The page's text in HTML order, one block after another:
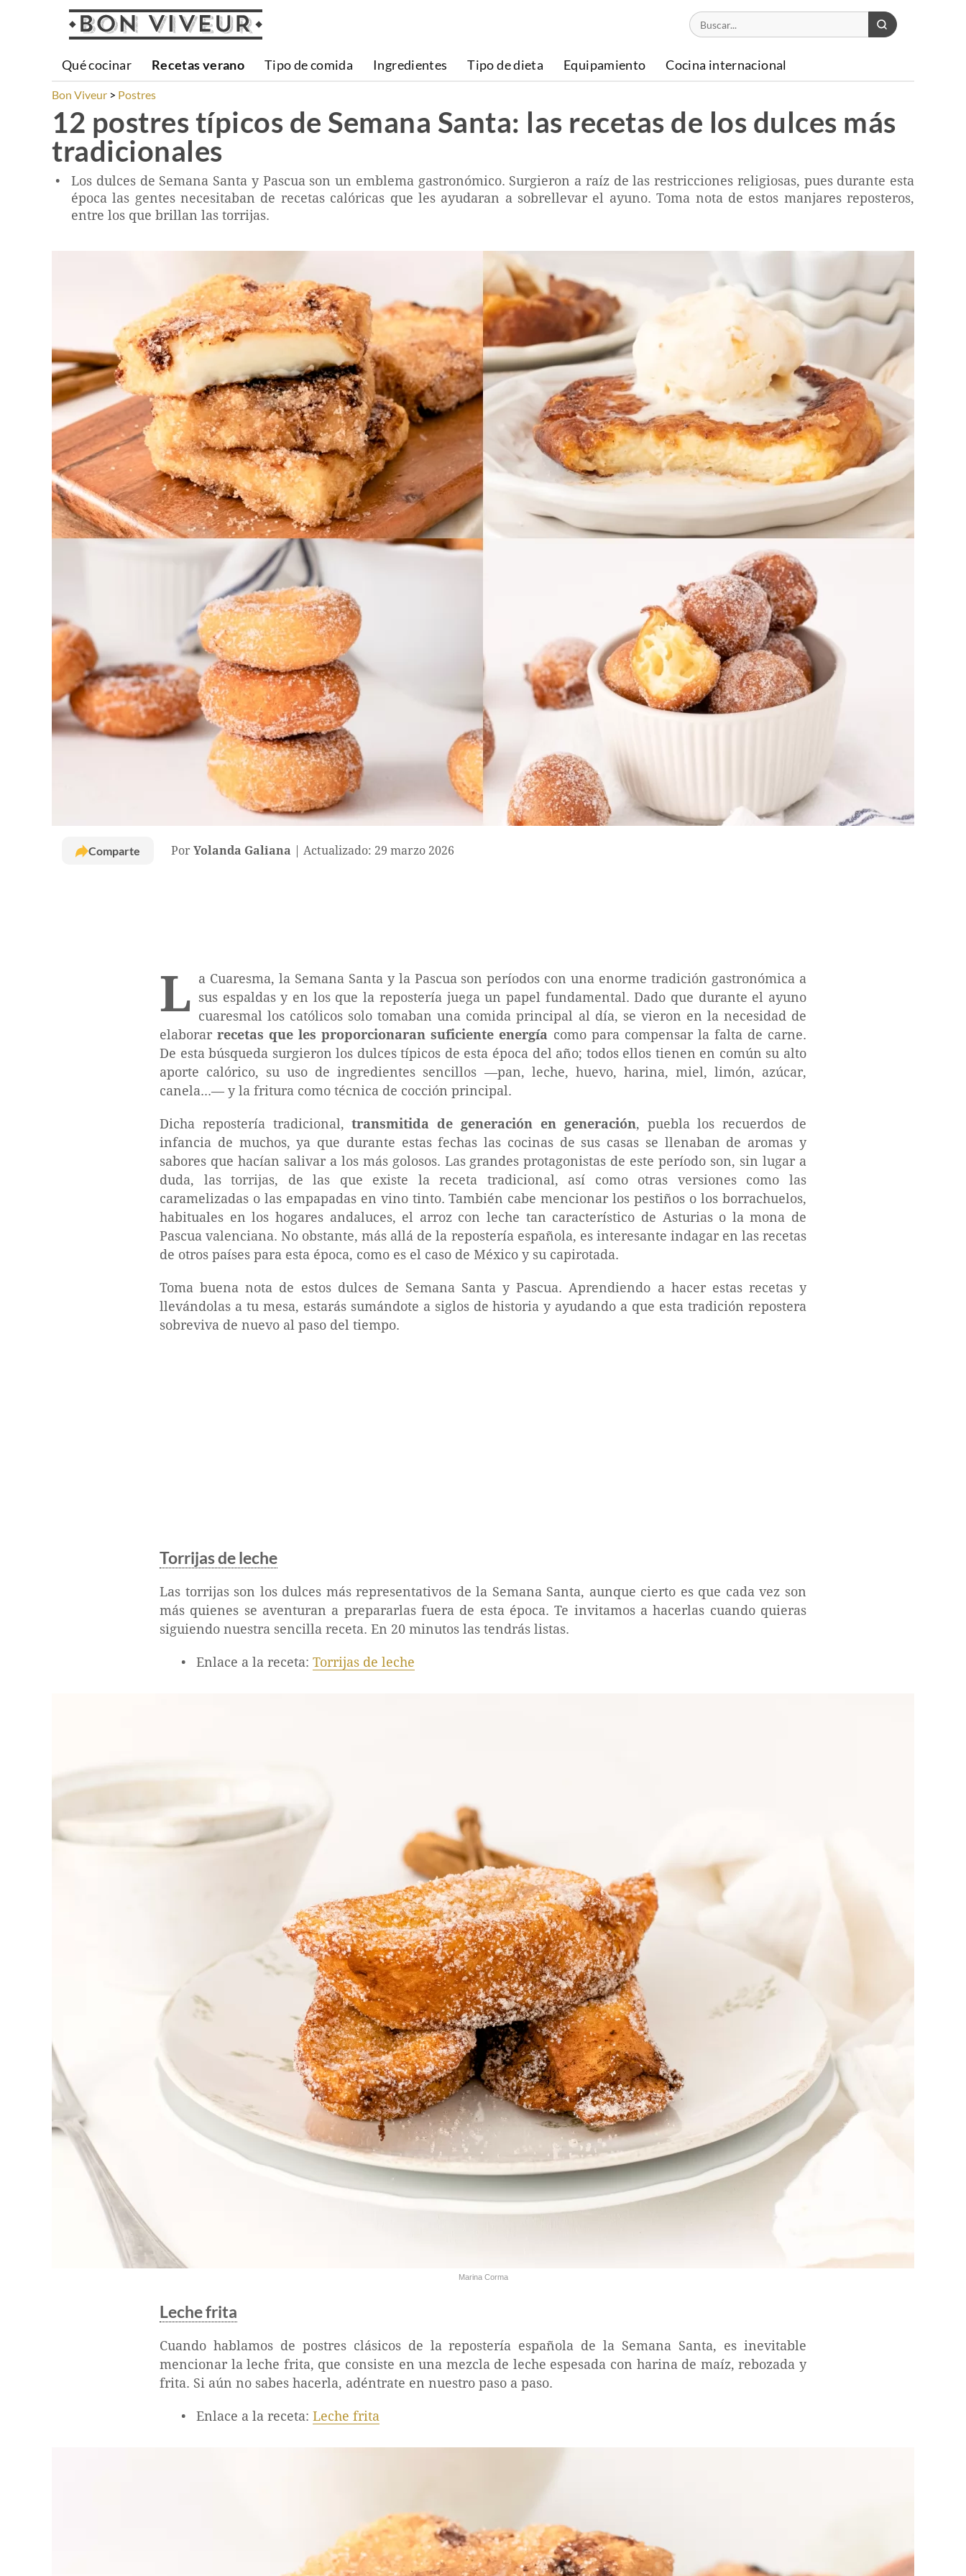
Qué cocinar Recetas verano Tipo de comida Ingredientes Tipo de dieta Equipamiento Cocina internacional
Bon Viveur Postres
12 postres típicos de Semana Santa: las recetas de los dulces más
tradicionales
Los dulces de Semana Santa y Pascua son un emblema gastronómico. Surgieron a raíz de las restricciones religiosas, pues durante esta
época las gentes necesitaban de recetas calóricas que les ayudaran a sobrellevar el ayuno. Toma nota de estos manjares reposteros,
entre los que brillan las torrijas.
Comparte Por Yolanda Galiana Actualizado: 29 marzo 2026
L a Cuaresma, la Semana Santa y la Pascua son períodos con una enorme tradición gastronómica a
sus espaldas y en los que la repostería juega un papel fundamental. Dado que durante el ayuno
cuaresmal los católicos solo tomaban una comida principal al día, se vieron en la necesidad de
elaborarrecetas que les proporcionaran suficiente energía como para compensar la falta de carne.
De esta búsqueda surgieron los dulces típicos de esta época del año; todos ellos tienen en común su alto
aporte calórico, su uso de ingredientes sencillos —pan, leche, huevo, harina, miel, limón, azúcar,
canela...— y la fritura como técnica de cocción principal.
Dicha repostería tradicional,transmitida de generación en generación, puebla los recuerdos de
infancia de muchos, ya que durante estas fechas las cocinas de sus casas se llenaban de aromas y
sabores que hacían salivar a los más golosos. Las grandes protagonistas de este período son, sin lugar a
duda, las torrijas, de las que existe la receta tradicional, así como otras versiones como las
caramelizadas o las empapadas en vino tinto. También cabe mencionar los pestiños o los borrachuelos,
habituales en los hogares andaluces, el arroz con leche tan característico de Asturias o la mona de
Pascua valenciana. No obstante, más allá de la repostería española, es interesante indagar en las recetas
de otros países para esta época, como es el caso de México y su capirotada.
Toma buena nota de estos dulces de Semana Santa y Pascua. Aprendiendo a hacer estas recetas y
llevándolas a tu mesa, estarás sumándote a siglos de historia y ayudando a que esta tradición repostera
sobreviva de nuevo al paso del tiempo.
Torrijas de leche
Las torrijas son los dulces más representativos de la Semana Santa, aunque cierto es que cada vez son
más quienes se aventuran a prepararlas fuera de esta época. Te invitamos a hacerlas cuando quieras
siguiendo nuestra sencilla receta. En 20 minutos las tendrás listas.
Enlace a la receta: Torrijas de leche
Marina Corma
Leche frita
Cuando hablamos de postres clásicos de la repostería española de la Semana Santa, es inevitable
mencionar la leche frita, que consiste en una mezcla de leche espesada con harina de maíz, rebozada y
frita. Si aún no sabes hacerla, adéntrate en nuestro paso a paso.
Enlace a la receta: Leche frita